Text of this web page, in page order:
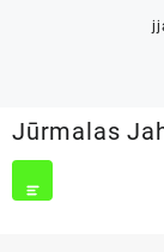
Jūrmalas